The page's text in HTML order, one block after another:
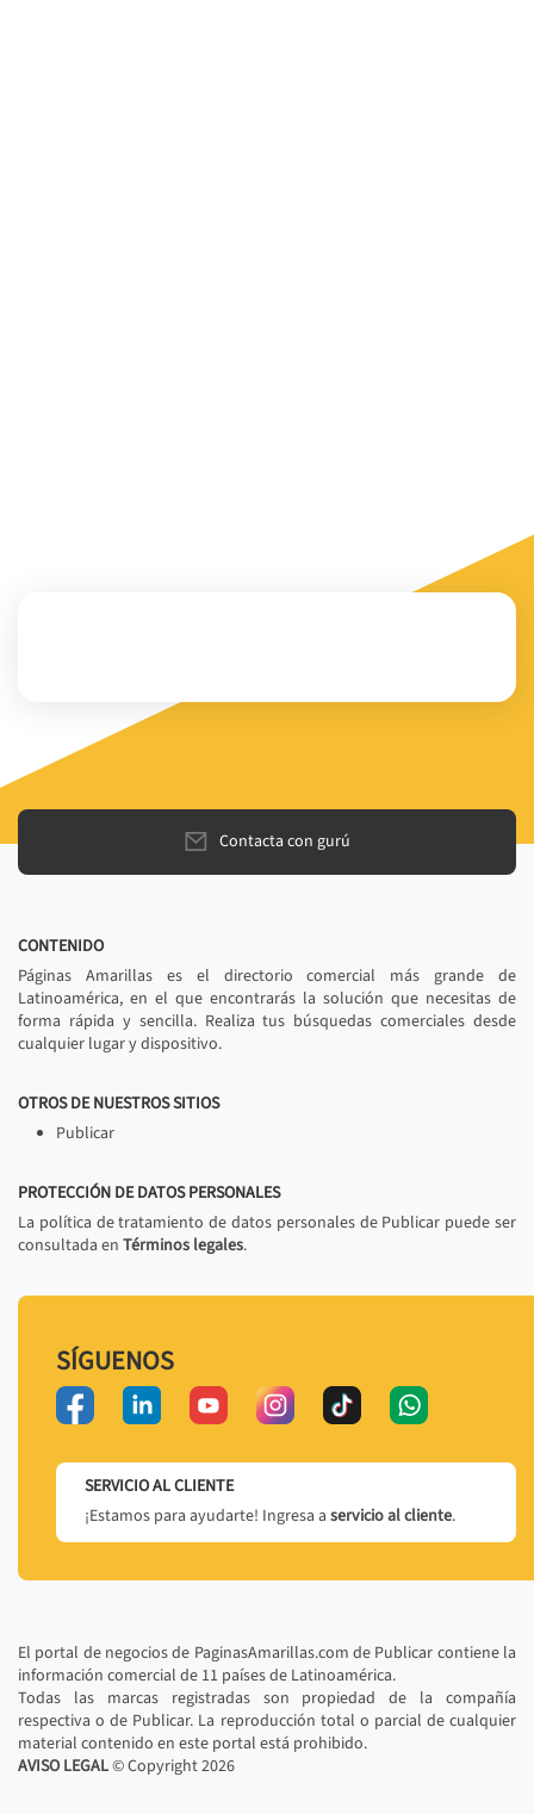
Contacta con gurú
CONTENIDO
Páginas Amarillas es el directorio comercial más grande de
Latinoamérica, en el que encontrarás la solución que necesitas de
forma rápida y sencilla. Realiza tus búsquedas comerciales desde
cualquier lugar y dispositivo.
OTROS DE NUESTROS SITIOS
Publicar
PROTECCIÓN DE DATOS PERSONALES
La política de tratamiento de datos personales de Publicar puede ser
consultada en Términos legales.
SÍGUENOS
SERVICIO AL CLIENTE
¡Estamos para ayudarte! Ingresa a servicio al cliente.
El portal de negocios de PaginasAmarillas.com de Publicar contiene la
información comercial de 11 países de Latinoamérica.
Todas las marcas registradas son propiedad de la compañía
respectiva o de Publicar. La reproducción total o parcial de cualquier
material contenido en este portal está prohibido.
AVISO LEGAL© Copyright2026